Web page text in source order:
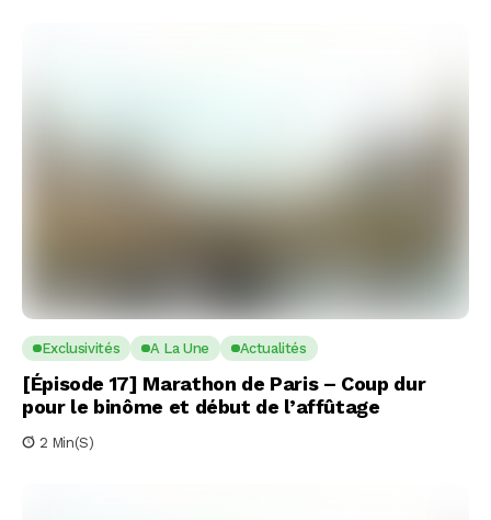
Exclusivités A La Une Actualités
[Épisode 17] Marathon de Paris – Coup dur
pour le binôme et début de l’affûtage
2 Min(s)